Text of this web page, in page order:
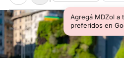
Agregá MDZol a
preferidos en